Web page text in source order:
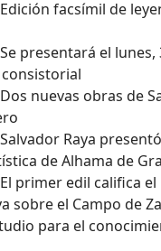
facsímil de
presentará el lunes,
consistorial
nuevas obras de
Raya
de Alhama de
primer edil califica
sobre el Campo de
para el